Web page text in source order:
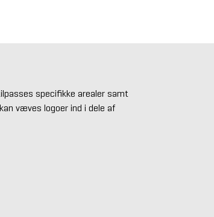
specifikke arealer samt
væves logoer ind i dele af